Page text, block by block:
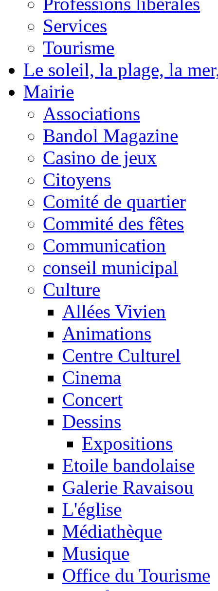
Services
Tourisme
Le soleil, la plage, la
Mairie
Associations
Bandol Magazine
Casino de jeux
Citoyens
Comité de quartier
Commité des fêtes
Communication
conseil municipal
Culture
Allées Vivien
Animations
Centre Culturel
Cinema
Concert
Dessins
Expositions
Etoile bandolaise
Galerie Ravaisou
L'église
Médiathèque
Musique
Office du Tourisme